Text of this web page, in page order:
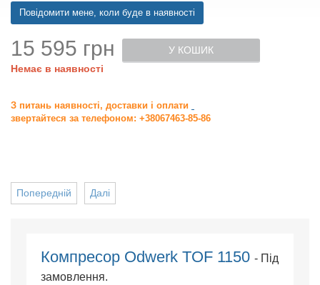
Повідомити мене, коли буде в наявності
15 595 грн
Немає в наявності
У КОШИК
З питань наявності, доставки і оплати
звертайтеся за телефоном: +38067463-85-86
Далі
Попередній
Компресор Odwerk TOF 1150 - Під
замовлення.